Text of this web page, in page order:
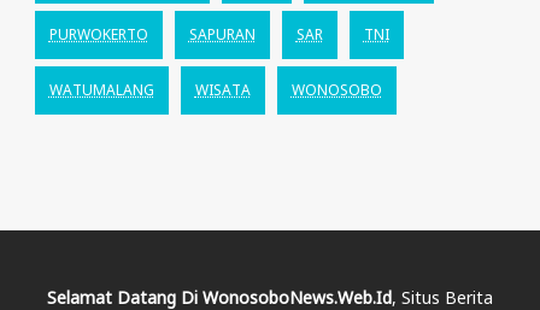
PURWOKERTO SAPURAN SAR TNI
WATUMALANG WISATA WONOSOBO
Selamat Datang Di WonosoboNews.web.id, Situs Berita